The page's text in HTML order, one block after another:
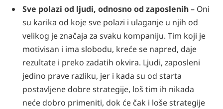
Sve polazi od ljudi, odnosno od zaposlenih– Oni
su karika od koje sve polazi i ulaganje u njih od
velikog je značaja za svaku kompaniju. Tim koji je
motivisan i ima slobodu, kreće se napred, daje
rezultate i preko zadatih okvira. Ljudi, zaposleni
jedino prave razliku, jer i kada su od starta
postavljene dobre strategije, loš tim ih nikada
neće dobro primeniti, dok će čak i loše strategije